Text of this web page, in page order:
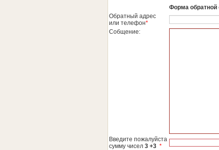
Форма обратной
Обратный адрес
или телефон*
Собщение:
Введите пожалуйста
сумму чисел 3 +3 *